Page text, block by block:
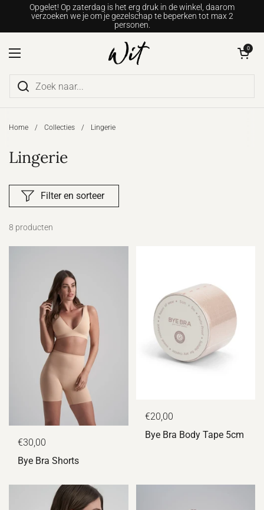
Ga naar content
Opgelet! Op zaterdag is het erg druk in de winkel, daarom
verzoeken we je om je gezelschap te beperken tot max 2
personen.
Menu openen
Winkelwagentje
0
Home / Collecties / Lingerie
Lingerie
8 producten
Filter en sorteer
€30,00
Bye Bra Shorts
€20,00
Bye Bra Body Tape 5cm